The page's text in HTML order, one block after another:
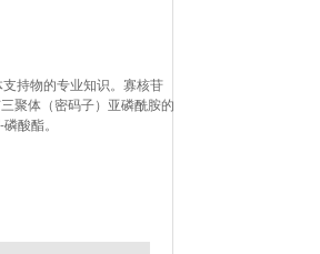
持物的专业知识。寡核苷
聚体（密码子）亚磷酰胺的
酸酯。